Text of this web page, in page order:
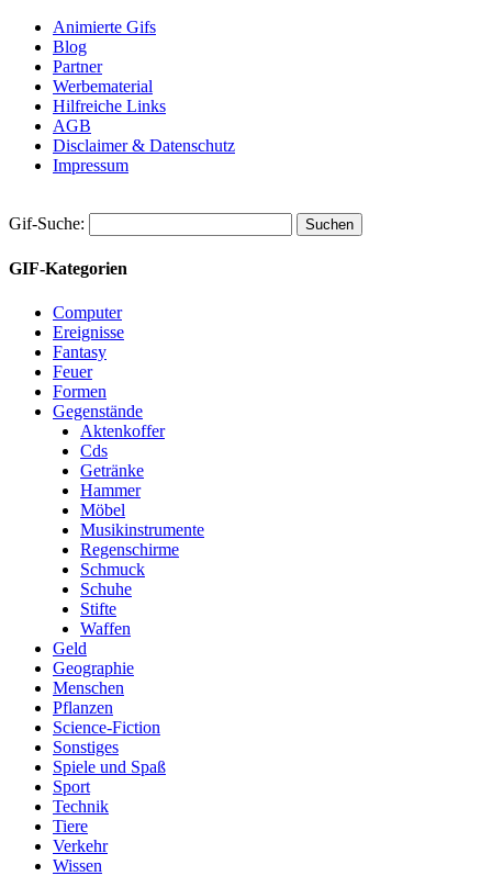
Animierte Gifs
Blog
Partner
Werbematerial
Hilfreiche Links
AGB
Disclaimer & Datenschutz
Impressum
Gif-Suche:
GIF-Kategorien
Computer
Ereignisse
Fantasy
Feuer
Formen
Gegenstände
Aktenkoffer
Cds
Getränke
Hammer
Möbel
Musikinstrumente
Regenschirme
Schmuck
Schuhe
Stifte
Waffen
Geld
Geographie
Menschen
Pflanzen
Science-Fiction
Sonstiges
Spiele und Spaß
Sport
Technik
Tiere
Verkehr
Wissen